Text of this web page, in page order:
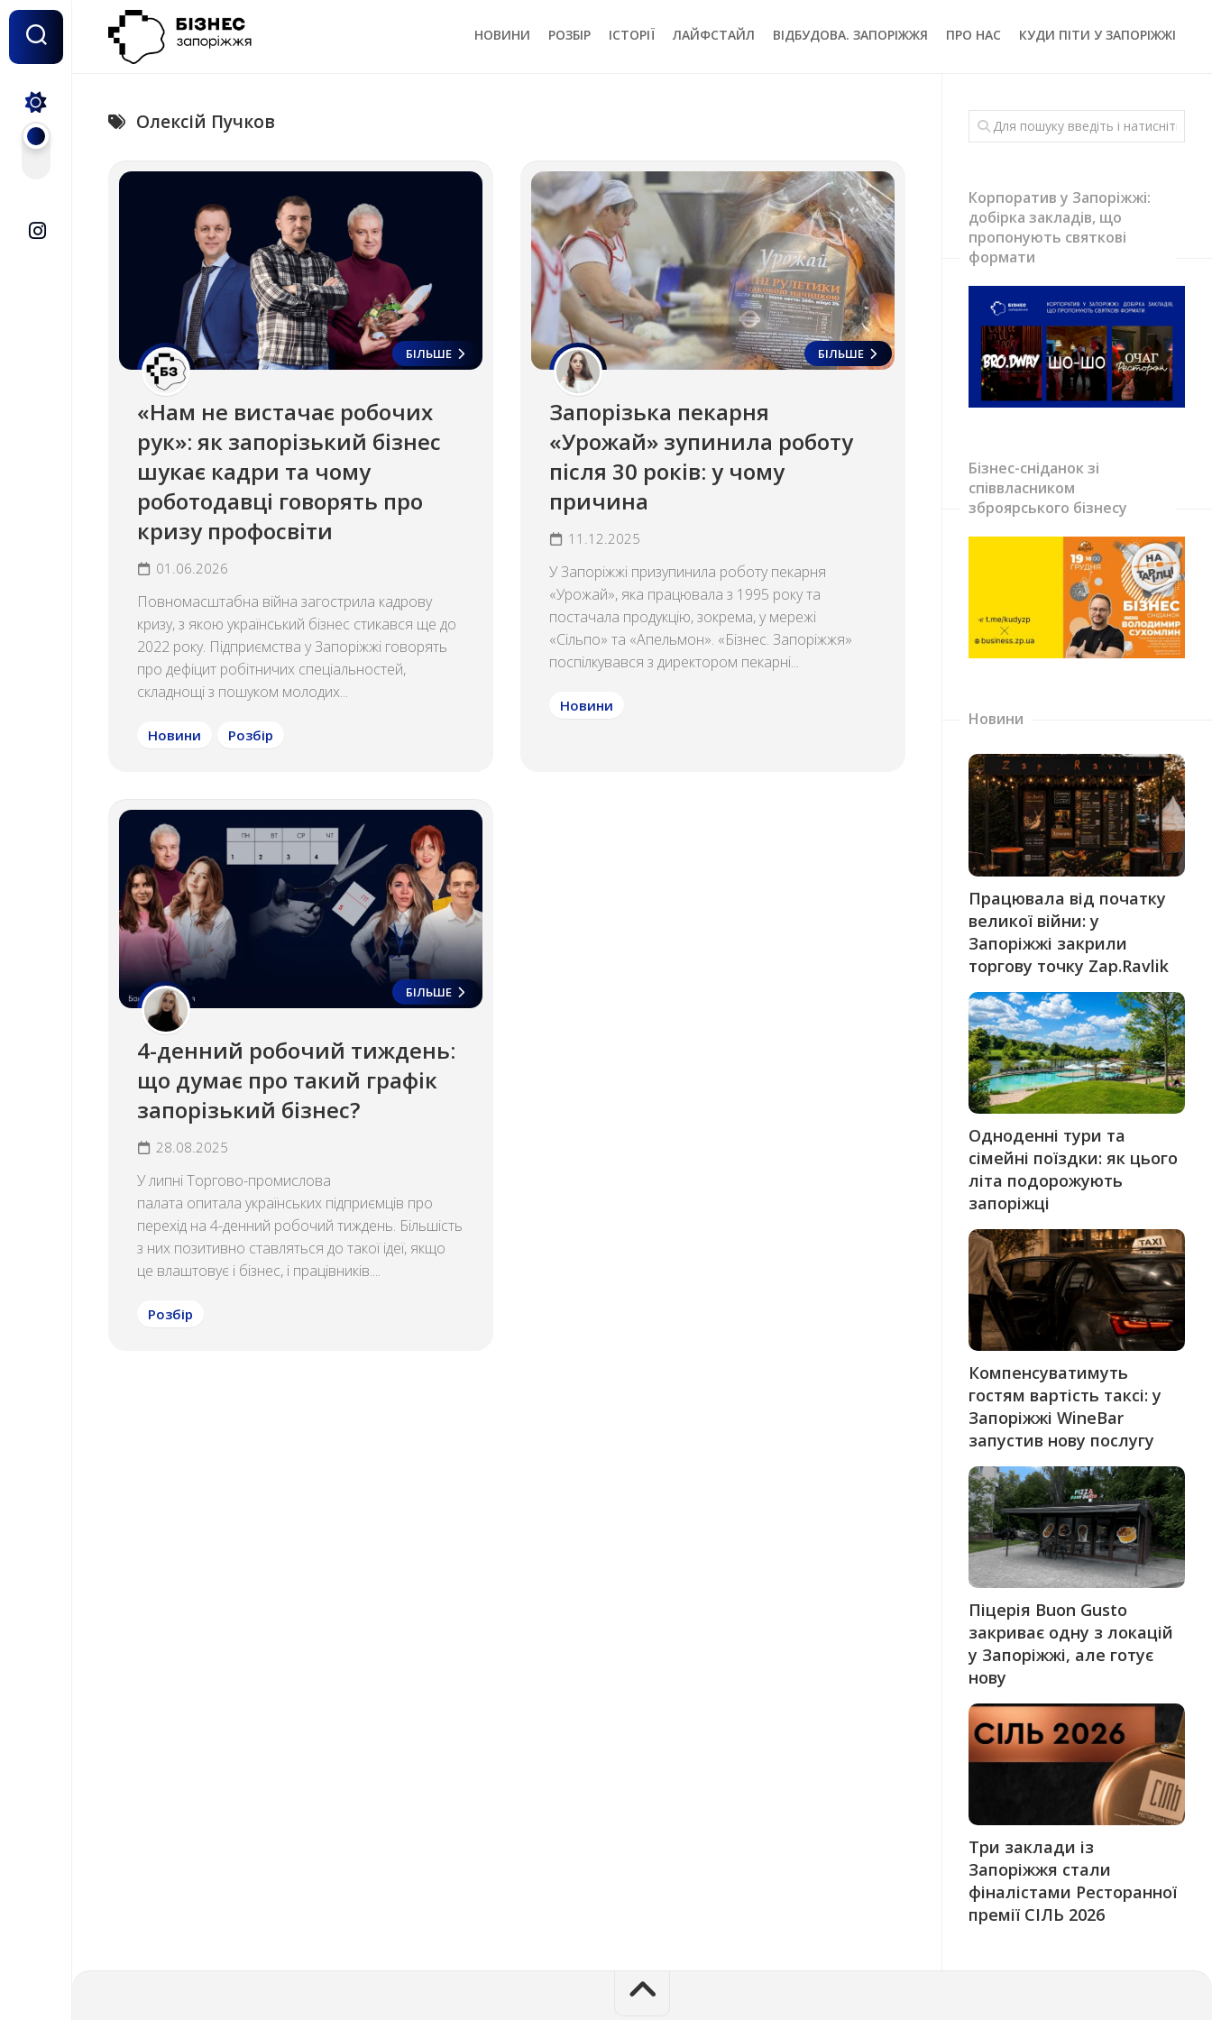
Перейти
вмісту
НОВИНИ РОЗБІР ІСТОРІЇ ЛАЙФСТАЙЛ ВІДБУДОВА. ЗАПОРІЖЖЯ ПРО НАС КУДИ ПІТИ У ЗАПОРІЖЖІ
Олексій Пучков
БІЛЬШЕ
«Нам не вистачає робочих
рук»: як запорізький бізнес
шукає кадри та чому
роботодавці говорять про
кризу профосвіти
01.06.2026
Повномасштабна війна загострила кадрову
кризу, з якою український бізнес стикався ще до
2022 року. Підприємства у Запоріжжі говорять
про дефіцит робітничих спеціальностей,
складнощі з пошуком молодих...
Новини Розбір
БІЛЬШЕ
Запорізька пекарня
«Урожай» зупинила роботу
після 30 років: у чому
причина
11.12.2025
У Запоріжжі призупинила роботу пекарня
«Урожай», яка працювала з 1995 року та
постачала продукцію, зокрема, у мережі
«Сільпо» та «Апельмон». «Бізнес. Запоріжжя»
поспілкувався з директором пекарні...
Новини
БІЛЬШЕ
4-денний робочий тиждень:
що думає про такий графік
запорізький бізнес?
28.08.2025
У липні Торгово-промислова
палата опитала українських підприємців про
перехід на 4-денний робочий тиждень. Більшість
з них позитивно ставляться до такої ідеї, якщо
це влаштовує і бізнес, і працівників....
Розбір
Корпоратив у Запоріжжі:
добірка закладів, що
пропонують святкові
формати
Бізнес-сніданок зі
співвласником
зброярського бізнесу
Новини
Працювала від початку
великої війни: у
Запоріжжі закрили
торгову точку Zap.Ravlik
Одноденні тури та
сімейні поїздки: як цього
літа подорожують
запоріжці
Компенсуватимуть
гостям вартість таксі: у
Запоріжжі WineBar
запустив нову послугу
Піцерія Buon Gusto
закриває одну з локацій
у Запоріжжі, але готує
нову
Три заклади із
Запоріжжя стали
фіналістами Ресторанної
премії СІЛЬ 2026